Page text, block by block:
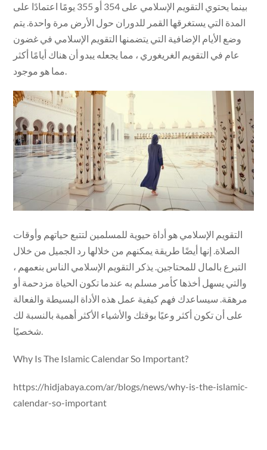
بينما يحتوي التقويم الإسلامي على 354 أو 355 يومًا اعتمادًا على
المدة التي يستغرقها القمر للدوران حول الأرض مرة واحدة. يتم
وضع الأيام الإضافية التي يتضمنها التقويم الإسلامي في غضون
عام في التقويم الغريغوري ، مما يجعله يبدو أن هناك أيامًا أكثر
مما هو موجود.
التقويم الإسلامي هو أداة حيوية للمسلمين لتتبع حياتهم وأوقات
الصلاة. إنها أيضًا طريقة يمكنهم من خلالها رد الجميل من خلال
التبرع بالمال للمحتاجين. يذكر التقويم الإسلامي الناس بنعمهم ،
والتي يسهل أخذها كأمر مسلم به عندما تكون الحياة مزدحمة أو
مرهقة. سيساعدك فهم كيفية عمل هذه الأداة البسيطة والفعالة
على أن تكون أكثر وعيًا بوقتك والأشياء الأكثر أهمية بالنسبة لك
شخصيًا.
Why Is The Islamic Calendar So Important?
https://hidjabaya.com/ar/blogs/news/why-is-the-islamic-
calendar-so-important